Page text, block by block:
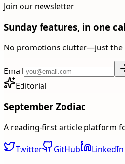
Join our newsletter
Sunday features, in one
No promotions clutter—just the
Email
Editorial
September Zodiac
A reading-first article platform
Twitter GitHub
LinkedIn